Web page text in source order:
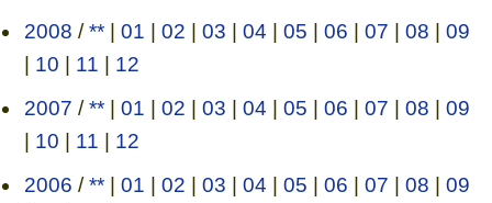
2008 /**| 01 | 02 | 03 | 04 | 05 | 06 | 07 | 08 | 09
| 10 | 11 | 12
2007 /**| 01 | 02 | 03 | 04 | 05 | 06 | 07 | 08 | 09
| 10 | 11 | 12
2006 /**| 01 | 02 | 03 | 04 | 05 | 06 | 07 | 08 | 09